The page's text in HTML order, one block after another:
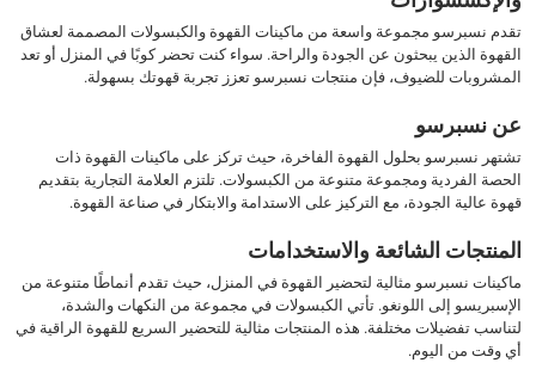
تقدم نسبرسو مجموعة واسعة من ماكينات القهوة والكبسولات المصممة لعشاق
القهوة الذين يبحثون عن الجودة والراحة. سواء كنت تحضر كوبًا في المنزل أو تعد
المشروبات للضيوف، فإن منتجات نسبرسو تعزز تجربة قهوتك بسهولة.
عن نسبرسو
تشتهر نسبرسو بحلول القهوة الفاخرة، حيث تركز على ماكينات القهوة ذات
الحصة الفردية ومجموعة متنوعة من الكبسولات. تلتزم العلامة التجارية بتقديم
قهوة عالية الجودة، مع التركيز على الاستدامة والابتكار في صناعة القهوة.
المنتجات الشائعة والاستخدامات
ماكينات نسبرسو مثالية لتحضير القهوة في المنزل، حيث تقدم أنماطًا متنوعة من
الإسبريسو إلى اللونغو. تأتي الكبسولات في مجموعة من النكهات والشدة،
لتناسب تفضيلات مختلفة. هذه المنتجات مثالية للتحضير السريع للقهوة الراقية في
أي وقت من اليوم.